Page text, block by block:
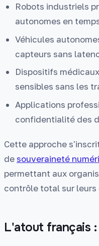
Robots industriels
autonomes en
Véhicules
capteurs sans
Dispositifs
sensibles sans les
Applications
confidentialité des
Cette approche
de souveraineté
permettant aux
contrôle total sur leurs
L'atout français